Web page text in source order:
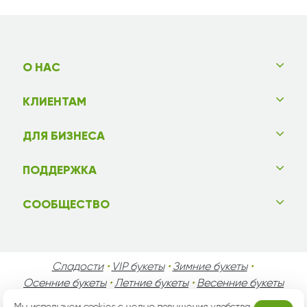
О НАС
КЛИЕНТАМ
ДЛЯ БИЗНЕСА
ПОДДЕРЖКА
СООБЩЕСТВО
Сладости• VIP букеты• Зимние букеты•
Осенние букеты•Летние букеты• Весенние букеты
•